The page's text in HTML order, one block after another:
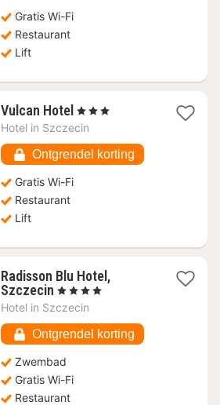
Gratis Wi-Fi
Restaurant
Lift
Vulcan Hotel 1
nacht
€
68,86
, 3 Sterren
Hotel in Szczecin
Ontgrendel korting
Gratis Wi-Fi
Restaurant
Lift
Radisson Blu Hotel,
Szczecin 1
nacht
€
74,31
, 4 Sterren
Hotel in Szczecin
Ontgrendel korting
Zwembad
Gratis Wi-Fi
Restaurant